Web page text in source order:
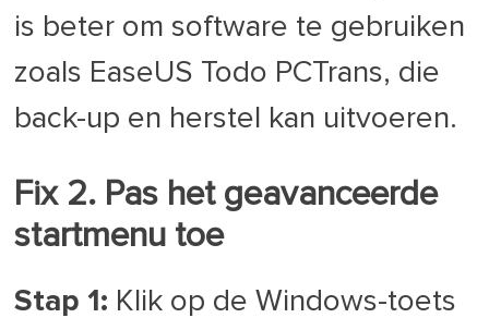
is beter om software te gebruiken
zoals EaseUS Todo PCTrans, die
back-up en herstel kan uitvoeren.
Fix 2. Pas het geavanceerde
startmenu toe
Stap 1: Klik op de Windows-toets